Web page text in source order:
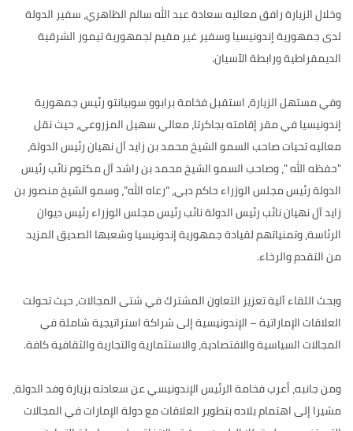
وخلال الزيارة رافق معاليه سعادة عبد الله سالم الظاهري، سفير الدولة
لدى جمهورية إندونيسيا وسفير غير مقيم لجمهورية تيمور الشرقية
الديمقراطية ورابطة الآسيان.
وفي مستهل الزيارة، استقبل فخامة برابوو سوبيانتو رئيس جمهورية
إندونيسيا في مقر إقامته بجاكرتا، معالي سهيل المزروعي، حيث نقل
معاليه تحيات صاحب السمو الشيخ محمد بن زايد آل نهيان رئيس الدولة،
"حفظه الله "، وصاحب السمو الشيخ محمد بن راشد آل مكتوم نائب رئيس
الدولة رئيس مجلس الوزراء حاكم دبي، “رعاه الله”، وسمو الشيخ منصور بن
زايد آل نهيان نائب رئيس الدولة نائب رئيس مجلس الوزراء رئيس ديوان
الرئاسة، وتمنياتهم لقيادة جمهورية إندونيسيا وشعبها الصديق المزيد
من التقدم والرخاء.
وبحث اللقاء آلية تعزيز التعاون المشترك في شتى المجالات، حيث تحولت
العلاقات الإماراتية – الإندونيسية إلى شراكة استراتيجية شاملة في
المجالات السياسية والاقتصادية، والاستثمارية والتجارية والثقافية كافة.
ومن جانبه، أعرب فخامة الرئيس الإندونيسي عن سعادته بزيارة وفد الدولة،
مشيرا إلى اهتمام بلاده بتطوير العلاقات مع دولة الإمارات في المجالات